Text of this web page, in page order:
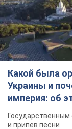
Какой была
Украины и
империя: об
и припев песни